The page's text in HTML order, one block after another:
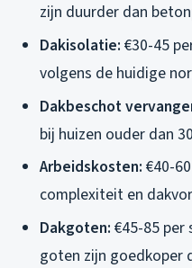
zijn duurder dan
Dakisolatie: €30-45
volgens de huidige
Dakbeschot
bij huizen ouder dan
Arbeidskosten: €40-
complexiteit en
Dakgoten: €45-85 per
goten zijn goedkoper